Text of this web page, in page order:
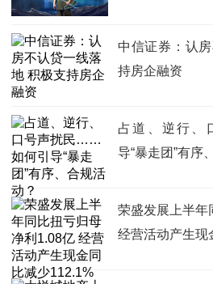
中信证券：认
持房企融资
占道、逆行、
导“暴走团”有序
荣盛发展上半年
经营活动产生现